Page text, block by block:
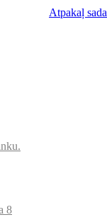
8
Atpakaļ